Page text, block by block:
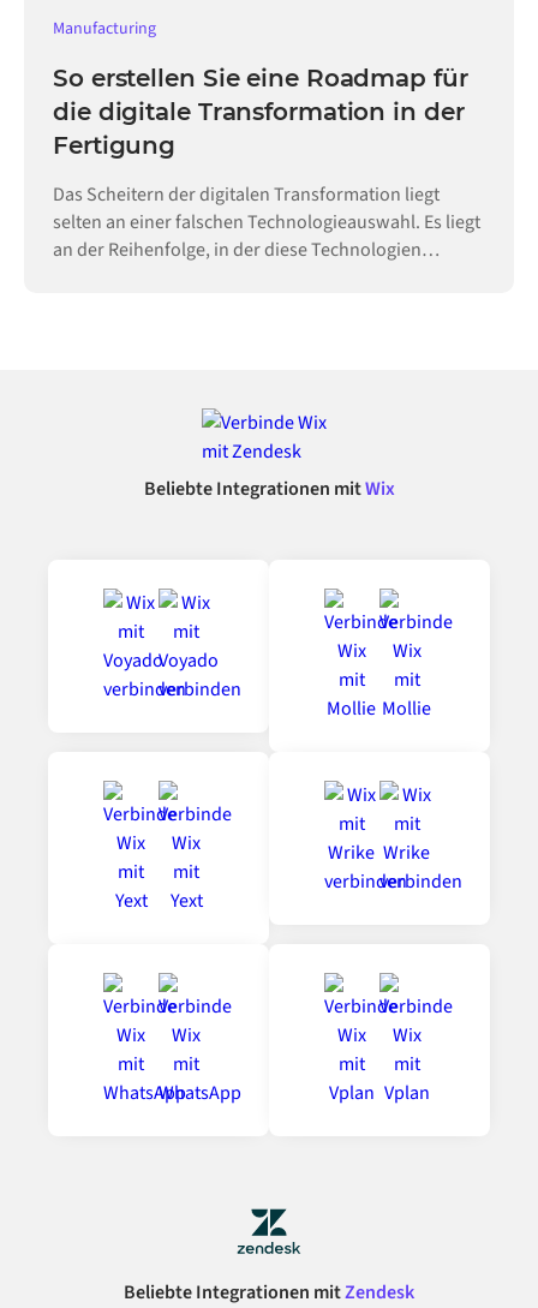
Manufacturing
So erstellen Sie eine Roadmap für
die digitale Transformation in der
Fertigung
Das Scheitern der digitalen Transformation liegt
selten an einer falschen Technologieauswahl. Es liegt
an der Reihenfolge, in der diese Technologien
Beliebte Integrationen mitWix
Beliebte Integrationen mitZendesk